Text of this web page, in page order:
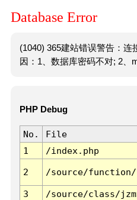
Database Error
(1040) 365建站错误警告：连
因：1、数据库密码不对; 2、
PHP Debug
No. File
1
/index.php
2 /source/function/
3 /source/class/